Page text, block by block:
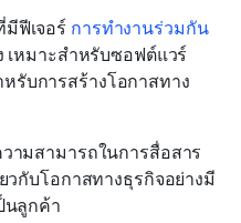
ฟีเจอร์ การทำงานร่วมกัน
เหมาะสำหรับซอฟต์แวร์
บการสร้างโอกาสทาง
ามสามารถในการสื่อสาร
วกับโอกาสทางธุรกิจอย่างมี
นลูกค้า